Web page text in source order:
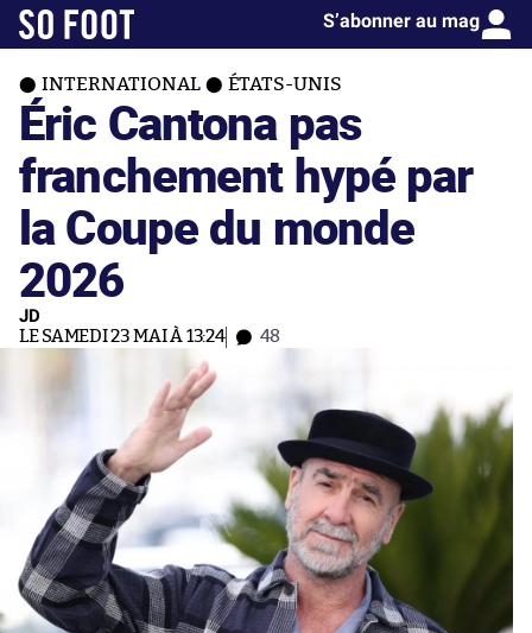
S’abonner au mag
INTERNATIONAL ÉTATS-UNIS
Éric Cantona pas
franchement hypé par
la Coupe du monde
2026
JD
LE SAMEDI 23 MAI À 13:24 48